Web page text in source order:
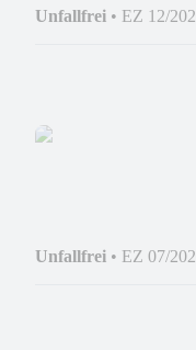
Unfallfrei • EZ 12/
Unfallfrei • EZ 07/